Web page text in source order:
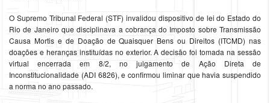
O Supremo Tribunal Federal (STF) invalidou dispositivo de lei do Estado do
Rio de Janeiro que disciplinava a cobrança do Imposto sobre Transmissão
Causa Mortis e de Doação de Quaisquer Bens ou Direitos (ITCMD) nas
doações e heranças instituídas no exterior. A decisão foi tomada na sessão
virtual encerrada em 8/2, no julgamento de Ação Direta de
Inconstitucionalidade (ADI 6826), e confirmou liminar que havia suspendido
a norma no ano passado.